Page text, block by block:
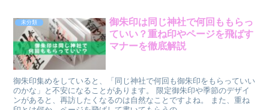
未分類
御朱印は同じ神社で何回ももらっ
ていい？重ね印やページを飛ばす
マナーを徹底解説
御朱印集めをしていると、「同じ神社で何回も御朱印をもらっていい
のかな」と不安になることがあります。 限定御朱印や季節のデザイ
ンがあると、再訪したくなるのは自然なことですよね。 また、重ね